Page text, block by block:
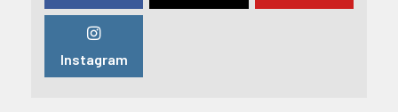
Instagram